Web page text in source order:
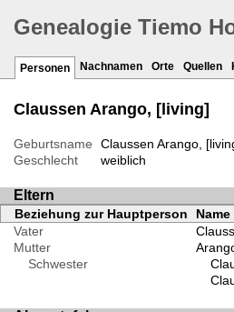
Genealogie Tiemo
Personen Nachnamen Orte Quellen
Claussen Arango, [living]
Geburtsname
Claussen Arango,
Geschlecht
weiblich
Eltern
Beziehung zur Hauptperson Name
Vater
Mutter
Schwester